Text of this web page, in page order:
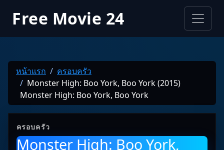
Free Movie 24
หน้าแรก
ครอบครัว
Monster High: Boo York, Boo York (2015)
Monster High: Boo York, Boo York
ครอบครัว
Monster High: Boo York,